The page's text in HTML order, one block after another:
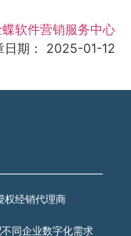
软件营销服务中心
期：
2025-01-12
权经销代理商
同企业数字化需求